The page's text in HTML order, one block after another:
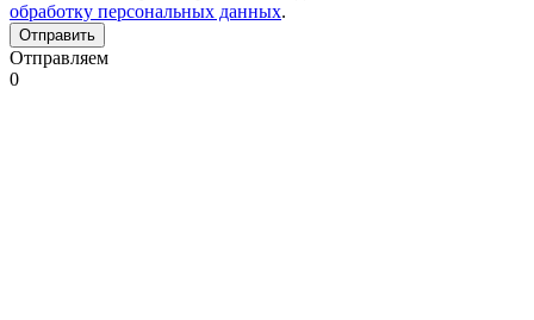
обработку персональных данных.
Отправляем
0